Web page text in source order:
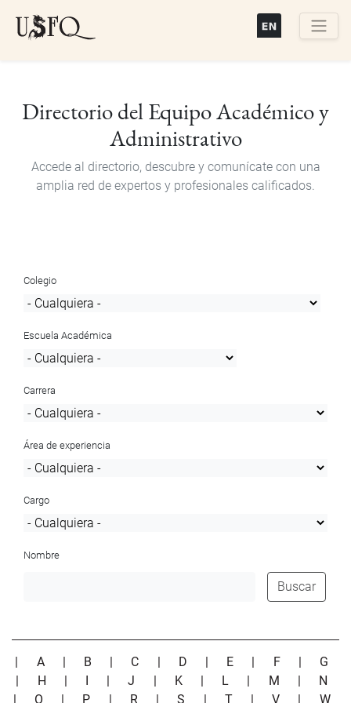
Directorio del Equipo Académico y
Administrativo
Accede al directorio, descubre y comunícate con una
amplia red de expertos y profesionales calificados.
Colegio
Escuela Académica
Carrera
Área de experiencia
Cargo
Nombre
Buscar
| A | B | C | D | E | F | G
| H | I |J | K | L | M | N
| O | P | R |S | T |V | W